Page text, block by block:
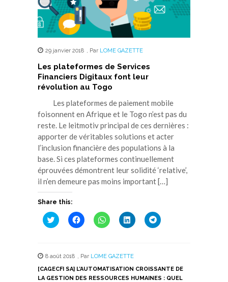
29 janvier 2018 , Par LOME GAZETTE
Les plateformes de Services
Financiers Digitaux font leur
révolution au Togo
Les plateformes de paiement mobile
foisonnent en Afrique et le Togo n’est pas du
reste. Le leitmotiv principal de ces dernières :
apporter de véritables solutions et acter
l’inclusion financière des populations à la
base. Si ces plateformes continuellement
éprouvées démontrent leur solidité ‘relative’,
il n’en demeure pas moins important […]
Share this:
Cliquez
pour
une
nouvelle
fenêtre)
Cliquez
pour
une
nouvelle
fenêtre)
Cliquez
pour
une
nouvelle
fenêtre)
Cliquez
pour
une
nouvelle
fenêtre)
Cliquez
pour
nouvelle
fenêtre)
8 août 2018 , Par LOME GAZETTE
[CAGECFI SA] L’AUTOMATISATION CROISSANTE DE
LA GESTION DES RESSOURCES HUMAINES : QUEL